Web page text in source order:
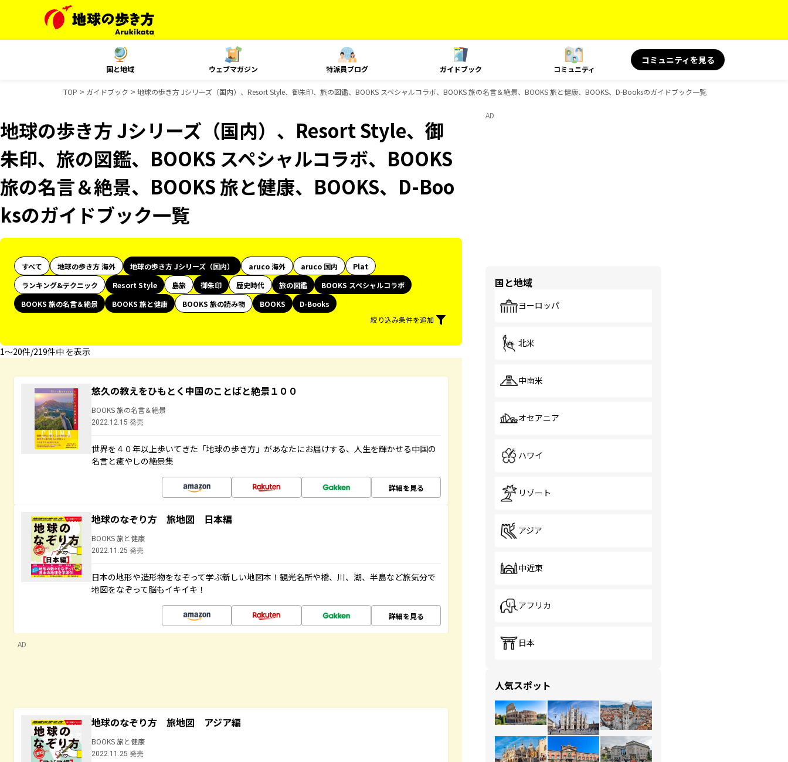
国と地域 ウェブマガジン 特派員ブログ ガイドブック コミュニティ
コミュニティを見る
TOP ガイドブック 地球の歩き方 Jシリーズ（国内）、Resort Style、御朱印、旅の図鑑、BOOKS スペシャルコラボ、BOOKS 旅の名言＆絶景、BOOKS 旅と健康、BOOKS、D-Booksのガイドブック一覧
地球の歩き方 Jシリーズ（国内）、Resort Style、御
朱印、旅の図鑑、BOOKS スペシャルコラボ、BOOKS
旅の名言＆絶景、BOOKS 旅と健康、BOOKS、D-Boo
ksのガイドブック一覧
すべて 地球の歩き方 海外 地球の歩き方 Jシリーズ（国内） aruco 海外 aruco 国内
Plat
ランキング&テクニック
Resort Style 島旅 御朱印 歴史時代 旅の図鑑
BOOKS スペシャルコラボ
BOOKS 旅の名言＆絶景
BOOKS 旅と健康 BOOKS 旅の読み物 BOOKS
D-Books
絞り込み条件を追加
1〜20件/219件中 を表示
悠久の教えをひもとく中国のことばと絶景１００
BOOKS 旅の名言＆絶景
2022.12.15 発売
世界を４０年以上歩いてきた「地球の歩き方」があなたにお届けする、人生を輝かせる中国の
名言と癒やしの絶景集
詳細を見る
地球のなぞり方 旅地図 日本編
BOOKS 旅と健康
2022.11.25 発売
日本の地形や造形物をなぞって学ぶ新しい地図本！観光名所や橋、川、湖、半島など旅気分で
地図をなぞって脳もイキイキ！
詳細を見る
AD
地球のなぞり方 旅地図 アジア編
BOOKS 旅と健康
2022.11.25 発売
AD
国と地域
ヨーロッパ
北米
中南米
オセアニア
ハワイ
リゾート
アジア
中近東
アフリカ
日本
人気スポット